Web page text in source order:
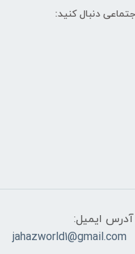
دنبال کنید:
آدرس ایمیل:
jahazworld1@gmail.com